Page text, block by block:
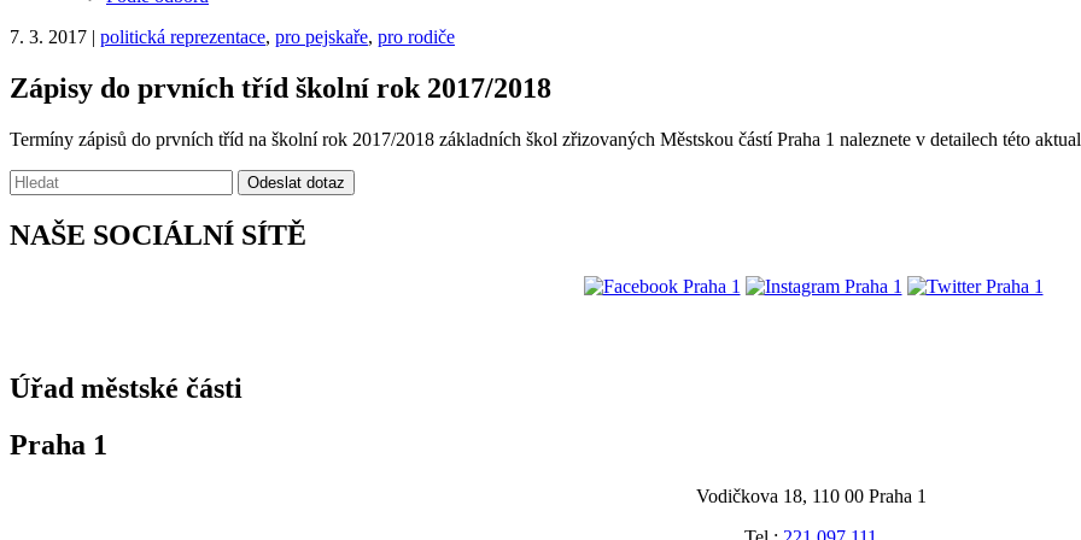
7. 3. 2017 | politická reprezentace, pro pejskaře, pro rodiče
Zápisy do prvních tříd školní rok 2017/2018
Termíny zápisů do prvních tříd na školní rok 2017/2018 základních škol zřizovaných Městskou částí Praha 1 naleznete v detailech této
Vyhledávání:
Odeslat dotaz
NAŠE SOCIÁLNÍ SÍTĚ
Úřad městské části
Praha 1
Vodičkova 18, 110 00 Praha 1